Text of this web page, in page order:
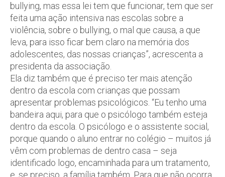
bullying, mas essa lei tem que funcionar, tem que ser
feita uma ação intensiva nas escolas sobre a
violência, sobre o bullying, o mal que causa, a que
leva, para isso ficar bem claro na memória dos
adolescentes, das nossas crianças”, acrescenta a
presidenta da associação.
Ela diz também que é preciso ter mais atenção
dentro da escola com crianças que possam
apresentar problemas psicológicos. “Eu tenho uma
bandeira aqui, para que o psicólogo também esteja
dentro da escola. O psicólogo e o assistente social,
porque quando o aluno entrar no colégio – muitos já
vêm com problemas de dentro casa – seja
identificado logo, encaminhada para um tratamento,
e, se preciso, a família também. Para que não ocorra